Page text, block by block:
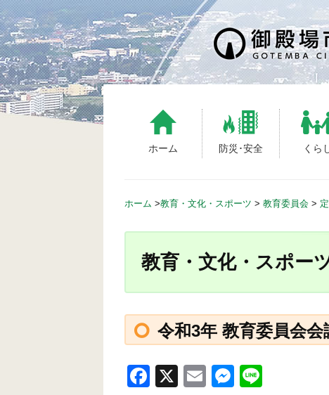
S
k
i
p
t
o
c
ホーム 防災･安全 くら
ホーム >教育・文化・スポーツ > 教育委員会 >
教育・文化・スポー
令和3年 教育委員会会
F
X
E
M